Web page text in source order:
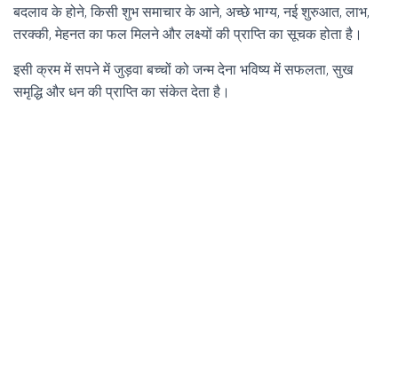
बदलाव के होने, किसी शुभ समाचार के आने, अच्छे भाग्य, नई शुरुआत, लाभ,
तरक्की, मेहनत का फल मिलने और लक्ष्यों की प्राप्ति का सूचक होता है।
इसी क्रम में सपने में जुड़वा बच्चों को जन्म देना भविष्य में सफलता, सुख
समृद्धि और धन की प्राप्ति का संकेत देता है।